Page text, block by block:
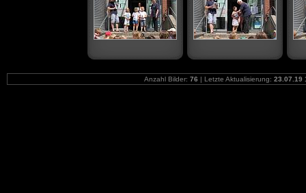
Anzahl Bilder: 76 | Letzte Aktualisierung: 23.07.19